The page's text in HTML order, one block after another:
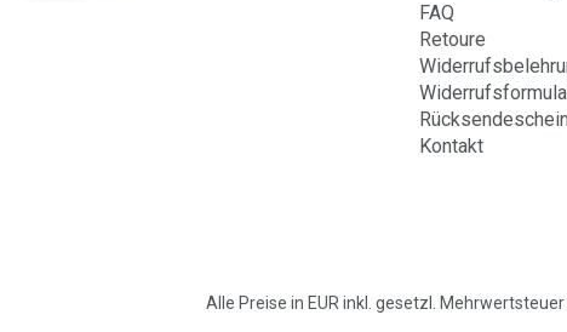
FAQ
Retoure
Rücksendeschein
Kontakt
Alle Preise in EUR inkl. gesetzl. Mehrwertsteuer